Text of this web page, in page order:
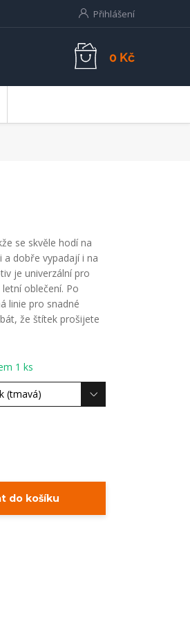
Přihlášení
0 Kč
se skvěle hodí na
a dobře vypadají i na
je univerzální pro
oblečení. Po
linie pro snadné
že štítek prošijete
1 ks
do košíku